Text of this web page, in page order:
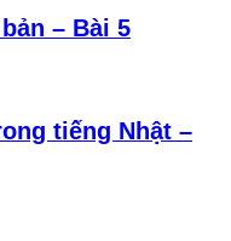
– Bài 5
tiếng Nhật –